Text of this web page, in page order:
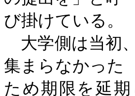
び掛けている。
大学側は当初
集まらなかった
ため期限を延